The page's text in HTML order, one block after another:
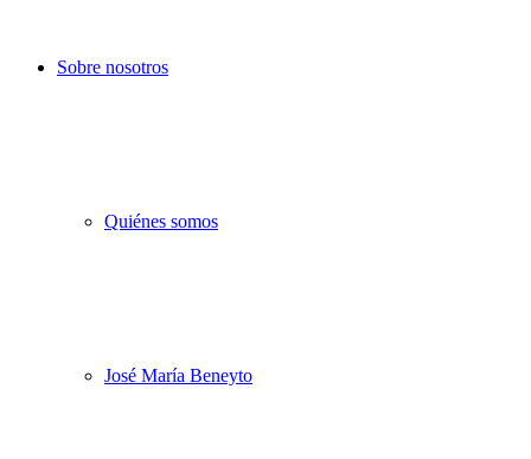
Sobre nosotros
Quiénes somos
José María Beneyto